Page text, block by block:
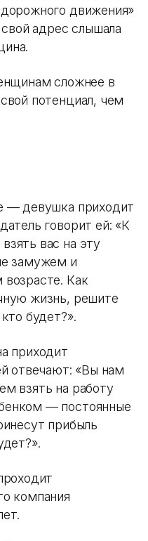
движения»
адрес слышала
сложнее в
потенциал, чем
— девушка приходит
говорит ей: «К
вас на эту
замужем и
Как
жизнь, решите
будет?».
приходит
отвечают: «Вы нам
взять на работу
— постоянные
прибыль
компания